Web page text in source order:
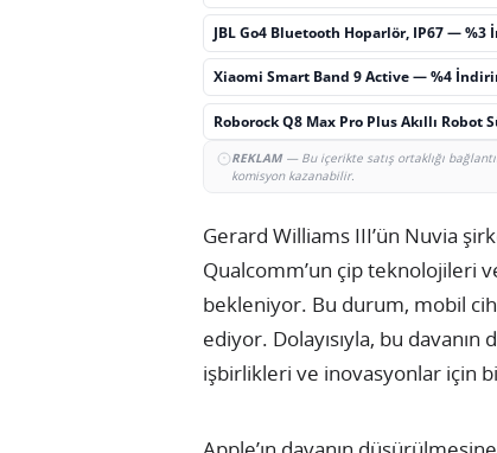
JBL Go4 Bluetooth Hoparlör, IP67 — %3
Xiaomi Smart Band 9 Active — %4
Roborock Q8 Max Pro Plus Akıllı
REKLAM— Bu içerikte satış ortaklığı
komisyon kazanabilir.
Gerard Williams III’ün Nuvia
Qualcomm’un çip teknolojileri
bekleniyor. Bu durum, mobil
ediyor. Dolayısıyla, bu
işbirlikleri ve inovasyonlar için